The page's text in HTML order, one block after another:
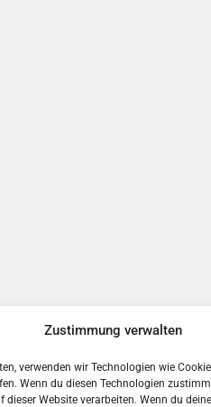
Zustimmung verwalten
verwenden wir Technologien wie
Wenn du diesen Technologien
dieser Website verarbeiten. Wenn du